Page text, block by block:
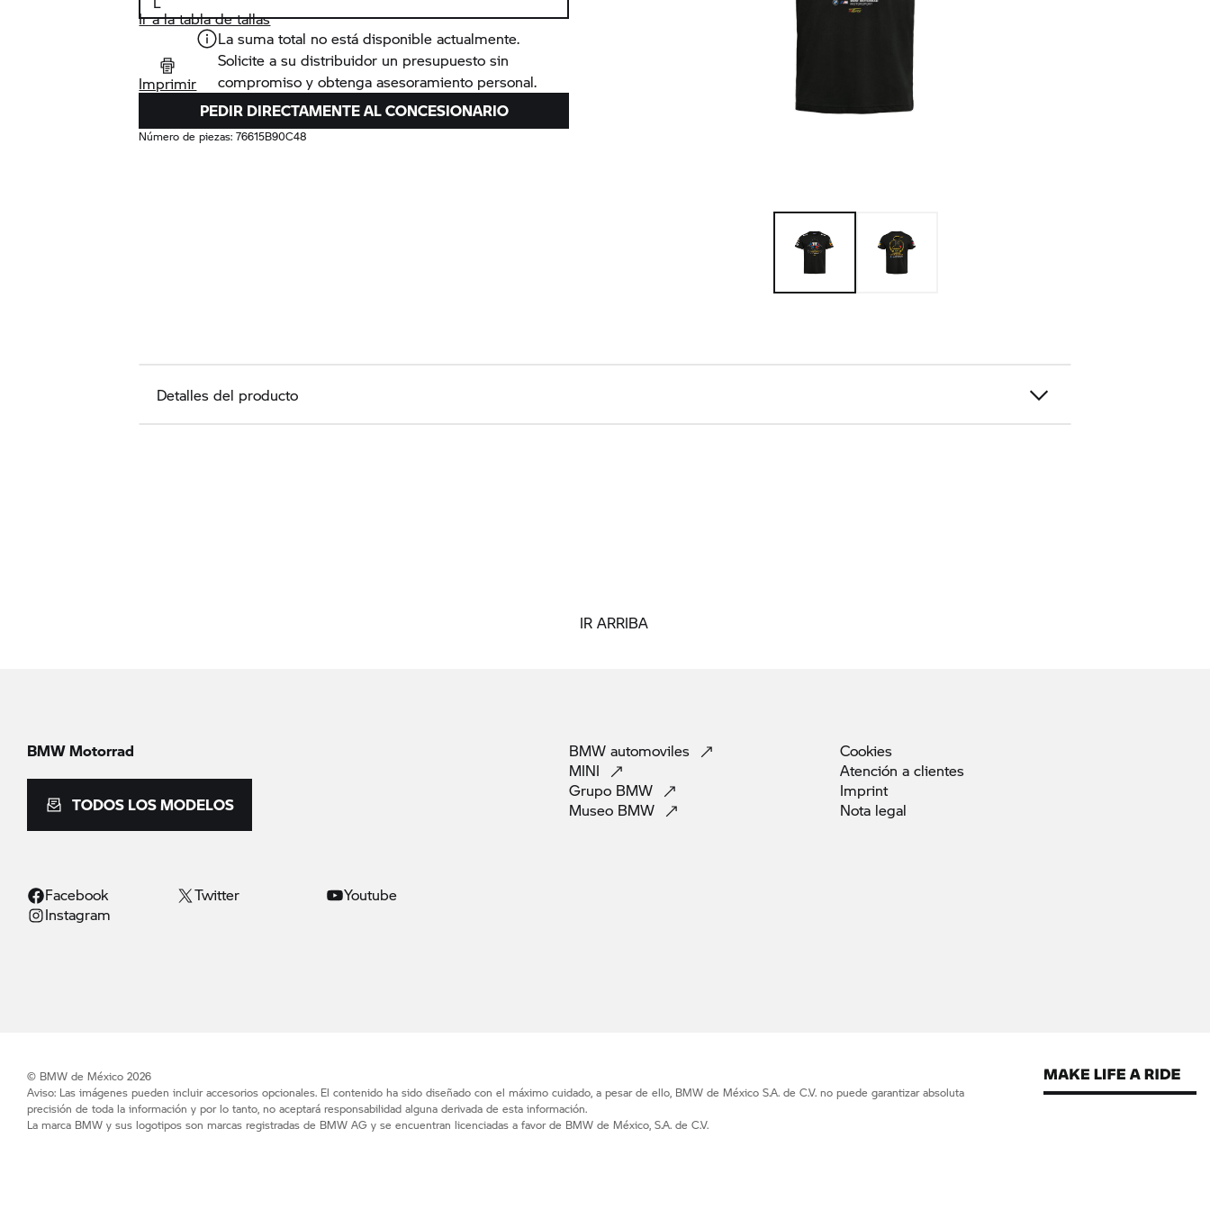
Ir a la tabla de tallas
Imprimir
La suma total no está disponible actualmente.
Solicite a su distribuidor un presupuesto sin
compromiso y obtenga asesoramiento personal.
PEDIR DIRECTAMENTE AL CONCESIONARIO
Número de piezas:76615B90C48
Detalles del producto
IR ARRIBA
BMW Motorrad
TODOS LOS MODELOS
Facebook Twitter
Youtube
Instagram
BMW automoviles
MINI
Grupo BMW
Museo BMW
Cookies
Atención a clientes
Imprint
Nota legal
© BMW de México 2026
Aviso: Las imágenes pueden incluir accesorios opcionales. El contenido ha sido diseñado con el máximo cuidado, a pesar de ello, BMW de México S.A. de C.V. no puede garantizar absoluta
precisión de toda la información y por lo tanto, no aceptará responsabilidad alguna derivada de esta información.
La marca BMW y sus logotipos son marcas registradas de BMW AG y se encuentran licenciadas a favor de BMW de México, S.A. de C.V.